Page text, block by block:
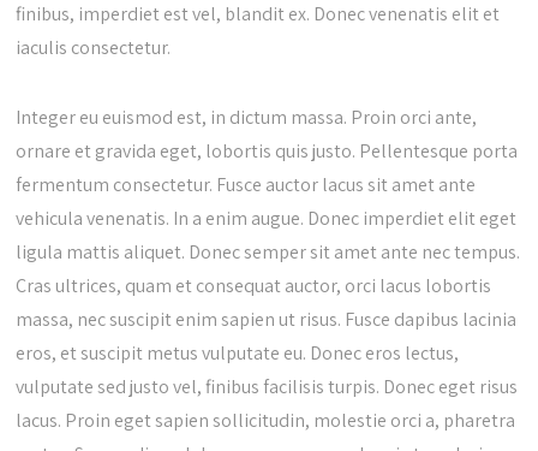
finibus, imperdiet est vel, blandit ex. Donec venenatis elit et
iaculis consectetur.
Integer eu euismod est, in dictum massa. Proin orci ante,
ornare et gravida eget, lobortis quis justo. Pellentesque porta
fermentum consectetur. Fusce auctor lacus sit amet ante
vehicula venenatis. In a enim augue. Donec imperdiet elit eget
ligula mattis aliquet. Donec semper sit amet ante nec tempus.
Cras ultrices, quam et consequat auctor, orci lacus lobortis
massa, nec suscipit enim sapien ut risus. Fusce dapibus lacinia
eros, et suscipit metus vulputate eu. Donec eros lectus,
vulputate sed justo vel, finibus facilisis turpis. Donec eget risus
lacus. Proin eget sapien sollicitudin, molestie orci a, pharetra